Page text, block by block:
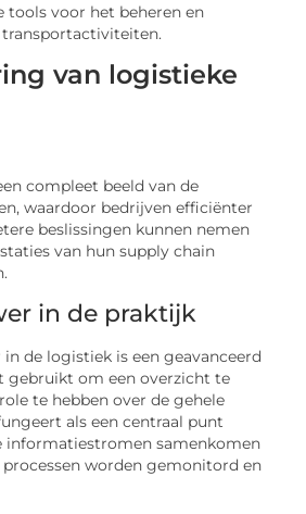
tools voor het beheren en
van logistieke
compleet beeld van de
waardoor bedrijven efficiënter
beslissingen kunnen nemen
van hun supply chain
in de praktijk
in de logistiek is een geavanceerd
gebruikt om een overzicht te
te hebben over de gehele
als een centraal punt
informatiestromen samenkomen
worden gemonitord en